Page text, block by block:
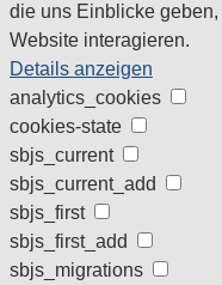
die uns Einblicke
Website interagieren.
Details anzeigen
analytics_cookies
cookies-state
sbjs_current
sbjs_current_add
sbjs_first
sbjs_first_add
sbjs_migrations